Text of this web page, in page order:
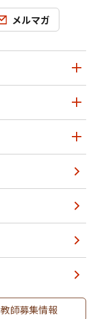
メルマガ
教師募集情報